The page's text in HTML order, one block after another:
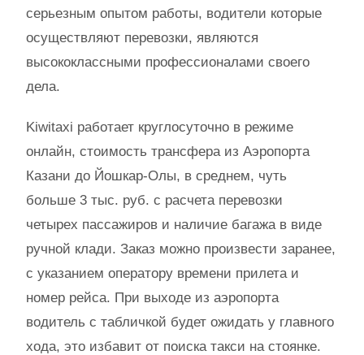
серьезным опытом работы, водители которые
осуществляют перевозки, являются
высококлассными профессионалами своего
дела.
Kiwitaxi работает круглосуточно в режиме
онлайн, стоимость трансфера из Аэропорта
Казани до Йошкар-Олы, в среднем, чуть
больше 3 тыс. руб. с расчета перевозки
четырех пассажиров и наличие багажа в виде
ручной клади. Заказ можно произвести заранее,
с указанием оператору времени прилета и
номер рейса. При выходе из аэропорта
водитель с табличкой будет ожидать у главного
хода, это избавит от поиска такси на стоянке.